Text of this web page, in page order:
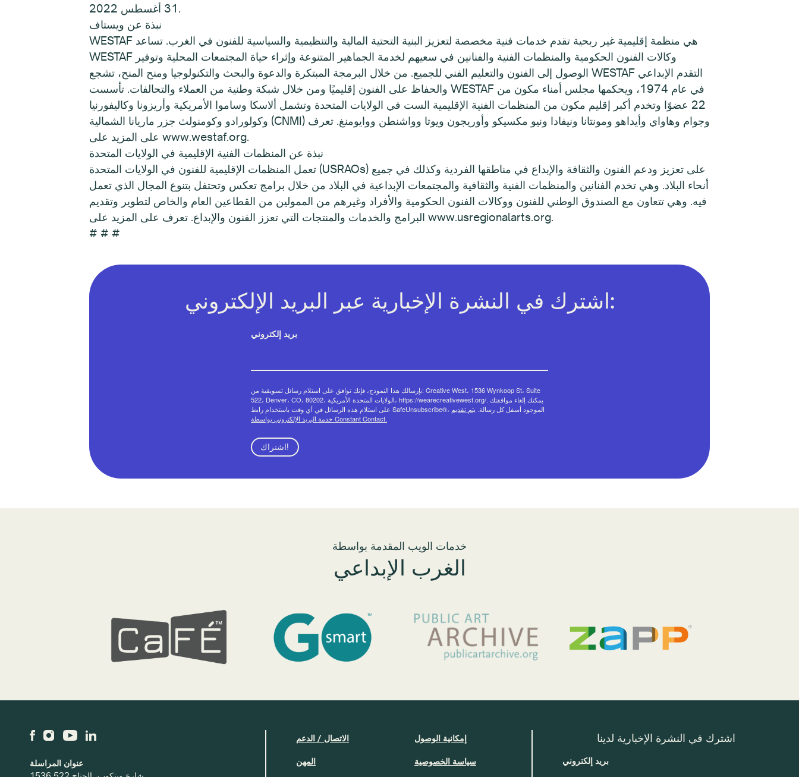
31 أغسطس 2022.
نبذة عن ويستاف
WESTAF هي منظمة إقليمية غير ربحية تقدم خدمات فنية مخصصة لتعزيز البنية التحتية المالية والتنظيمية والسياسية للفنون في الغرب. تساعد
WESTAF وكالات الفنون الحكومية والمنظمات الفنية والفنانين في سعيهم لخدمة الجماهير المتنوعة وإثراء حياة المجتمعات المحلية وتوفير
الوصول إلى الفنون والتعليم الفني للجميع. من خلال البرمجة المبتكرة والدعوة والبحث والتكنولوجيا ومنح المنح، تشجع WESTAF التقدم الإبداعي
والحفاظ على الفنون إقليميًا ومن خلال شبكة وطنية من العملاء والتحالفات. تأسست WESTAF في عام 1974، ويحكمها مجلس أمناء مكون من
22 عضوًا وتخدم أكبر إقليم مكون من المنظمات الفنية الإقليمية الست في الولايات المتحدة وتشمل ألاسكا وساموا الأمريكية وأريزونا وكاليفورنيا
وكولورادو وكومنولث جزر ماريانا الشمالية (CNMI) وجوام وهاواي وأيداهو ومونتانا ونيفادا ونيو مكسيكو وأوريجون ويوتا وواشنطن ووايومنغ. تعرف
على المزيد على www.westaf.org.
نبذة عن المنظمات الفنية الإقليمية في الولايات المتحدة
تعمل المنظمات الإقليمية للفنون في الولايات المتحدة (USRAOs) على تعزيز ودعم الفنون والثقافة والإبداع في مناطقها الفردية وكذلك في جميع
أنحاء البلاد. وهي تخدم الفنانين والمنظمات الفنية والثقافية والمجتمعات الإبداعية في البلاد من خلال برامج تعكس وتحتفل بتنوع المجال الذي تعمل
فيه. وهي تتعاون مع الصندوق الوطني للفنون ووكالات الفنون الحكومية والأفراد وغيرهم من الممولين من القطاعين العام والخاص لتطوير وتقديم
البرامج والخدمات والمنتجات التي تعزز الفنون والإبداع. تعرف على المزيد على www.usregionalarts.org.
# # #
اشترك في النشرة الإخبارية عبر البريد الإلكتروني:
بريد إلكتروني
بإرسالك هذا النموذج، فإنك توافق على استلام رسائل تسويقية من: Creative West، 1536 Wynkoop St، Suite
522، Denver، CO، 80202، الولايات المتحدة الأمريكية، https://wearecreativewest.org/. يمكنك إلغاء موافقتك
على استلام هذه الرسائل في أي وقت باستخدام رابط SafeUnsubscribe®، الموجود أسفل كل رسالة. يتم تقديم
خدمة البريد الإلكتروني بواسطة Constant Contact.
اشتراك!
خدمات الويب المقدمة بواسطة
الغرب الإبداعي
عنوان المراسلة
الاتصال / الدعم
المهن
إمكانية الوصول
سياسة الخصوصية
اشترك في النشرة الإخبارية لدينا
بريد إلكتروني